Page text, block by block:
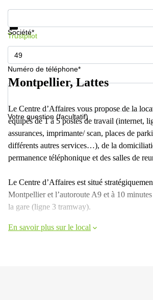
Société*
Numéro de téléphone*
Votre question (facultatif)
Informations et prix
Trustpilot
Montpellier, Lattes
Le Centre d’Affaires vous propose de la
équipés de 1 à 5 postes de travail (internet,
assurances, imprimante/ scan, places de
différents autres services…), de la
permanence téléphonique et des salles de
Le Centre d’Affaires est situé
Montpellier et l’autoroute A9 et à 10
la gare (ligne 3 tramway).
En savoir plus sur le local